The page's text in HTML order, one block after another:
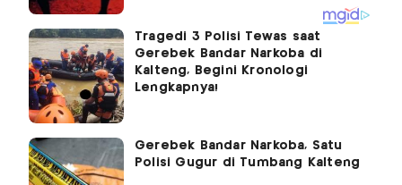
Tragedi 3 Polisi Tewas saat
Gerebek Bandar Narkoba di
Kalteng, Begini Kronologi
Lengkapnya!
Gerebek Bandar Narkoba, Satu
Polisi Gugur di Tumbang Kalteng